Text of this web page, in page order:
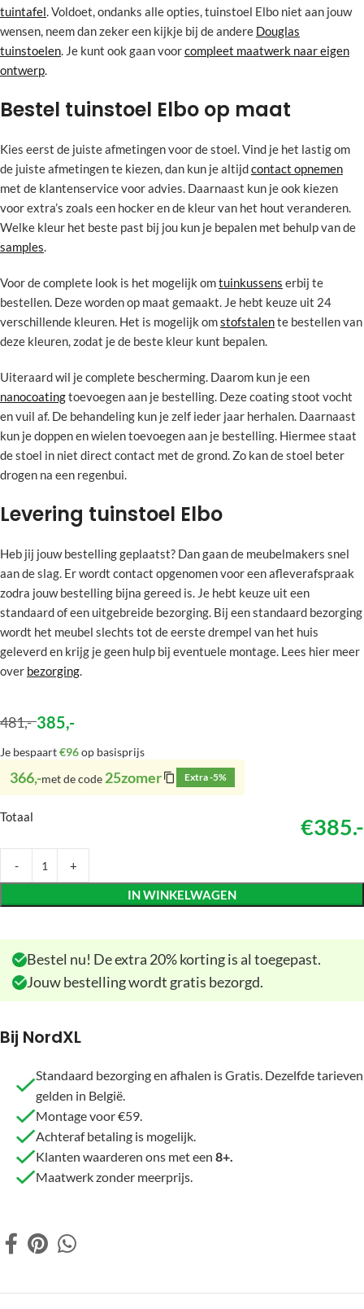
tuintafel. Voldoet, ondanks alle opties, tuinstoel Elbo niet aan jouw
wensen, neem dan zeker een kijkje bij de andere Douglas
tuinstoelen. Je kunt ook gaan voorcompleet maatwerk naar eigen
ontwerp.
Bestel tuinstoel Elbo op maat
Kies eerst de juiste afmetingen voor de stoel. Vind je het lastig om
de juiste afmetingen te kiezen, dan kun je altijdcontact opnemen
met de klantenservice voor advies. Daarnaast kun je ook kiezen
voor extra’s zoals een hocker en de kleur van het hout veranderen.
Welke kleur het beste past bij jou kun je bepalen met behulp van de
samples.
Voor de complete look is het mogelijk omtuinkussens erbij te
bestellen. Deze worden op maat gemaakt. Je hebt keuze uit 24
verschillende kleuren. Het is mogelijk omstofstalente bestellen van
deze kleuren, zodat je de beste kleur kunt bepalen.
Uiteraard wil je complete bescherming. Daarom kun je een
nanocoatingtoevoegen aan je bestelling. Deze coating stoot vocht
en vuil af. De behandeling kun je zelf ieder jaar herhalen. Daarnaast
kun je doppen en wielen toevoegen aan je bestelling. Hiermee staat
de stoel in niet direct contact met de grond. Zo kan de stoel beter
drogen na een regenbui.
Levering tuinstoel Elbo
Heb jij jouw bestelling geplaatst? Dan gaan de meubelmakers snel
aan de slag. Er wordt contact opgenomen voor een afleverafspraak
zodra jouw bestelling bijna gereed is. Je hebt keuze uit een
standaard of een uitgebreide bezorging. Bij een standaard bezorging
wordt het meubel slechts tot de eerste drempel van het huis
geleverd en krijg je geen hulp bij eventuele montage. Lees hier meer
over bezorging.
481,- 385,-
Je bespaart€96op basisprijs
366,-met de code 25zomer Extra -5%
Totaal €385.-
IN WINKELWAGEN
Bestel nu! De extra 20% korting is al toegepast.
Jouw bestelling wordt gratis bezorgd.
Bij NordXL
Standaard bezorging en afhalen is Gratis. Dezelfde tarieven
gelden in België.
Montage voor €59.
Achteraf betaling is mogelijk.
Klanten waarderen ons met een 8+.
Maatwerk zonder meerprijs.